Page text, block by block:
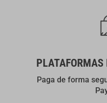
PLATAFORMAS
Paga de forma